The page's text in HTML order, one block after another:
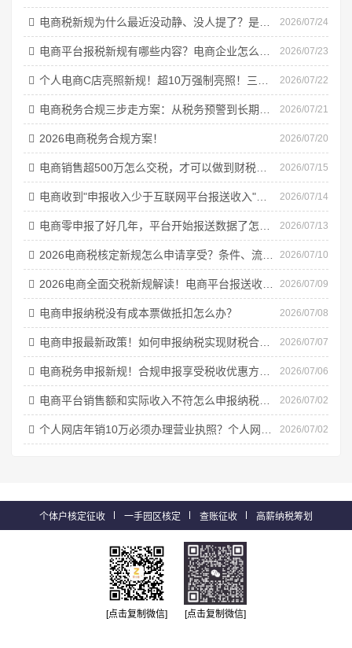
2026/07/24
电商税新规为什么最近没动静、没人提了？是不是不了了之了嘛？
2026/07/23
电商平台报税新规有哪些内容？电商企业怎么享受税收优惠实现税务合规？
2026/07/22
个人电商C店亮照新规！超10万强制亮照！三种亮照方式流程！
2026/07/21
电商税务合规三步走方案：从税务预警到长期合规！
2026/07/20
2026电商税务合规方案！
2026/07/15
电商销售超500万怎么交税，才可以做到财税合规？
2026/07/14
电商收到"申报收入少于互联网平台报送收入"的税务预警短信怎么办？
2026/07/13
电商零申报了好几年，平台开始报送数据了怎么办？2026年最新合规解决方案！
2026/07/10
2026电商税核定新规怎么申请享受？条件、流程！
2026/07/09
2026电商全面交税新规解读！电商平台报送收入和申报收入不一致预警怎么办？
2026/07/08
电商申报纳税没有成本票做抵扣怎么办？
2026/07/07
电商申报最新政策！如何申报纳税实现财税合规、享受税收优惠？
2026/07/06
电商税务申报新规！合规申报享受税收优惠方案、流程！
2026/07/02
电商平台销售额和实际收入不符怎么申报纳税？合规经营申报方案！
2026/07/02
个人网店年销10万必须办理营业执照？个人网店亮照新规！
个体户核定征收 一手园区核定 查账征收 高薪纳税筹划
[点击复制微信] [点击复制微信]